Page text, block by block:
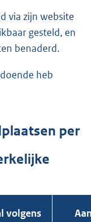
via zijn website
gesteld, en
benaderd.
heb
per
volgens